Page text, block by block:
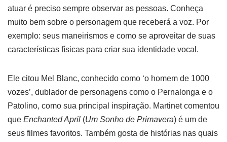
atuar é preciso sempre observar as pessoas. Conheça
muito bem sobre o personagem que receberá a voz. Por
exemplo: seus maneirismos e como se aproveitar de suas
características físicas para criar sua identidade vocal.
Ele citou Mel Blanc, conhecido como ‘o homem de 1000
vozes’, dublador de personagens como o Pernalonga e o
Patolino, como sua principal inspiração. Martinet comentou
que Enchanted April (Um Sonho de Primavera) é um de
seus filmes favoritos. Também gosta de histórias nas quais